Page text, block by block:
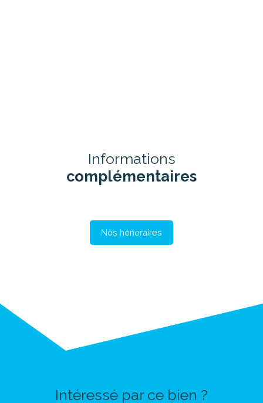
Informations
complémentaires
Nos honoraires
Intéressé par ce bien ?